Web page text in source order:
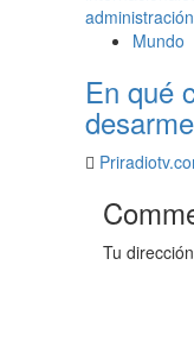
Mundo
En qué
Tu